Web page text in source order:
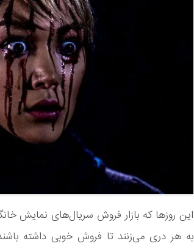
این روزها که بازار فروش سریال‌های نمایش
به هر دری می‌زنند تا فروش خوبی داشته